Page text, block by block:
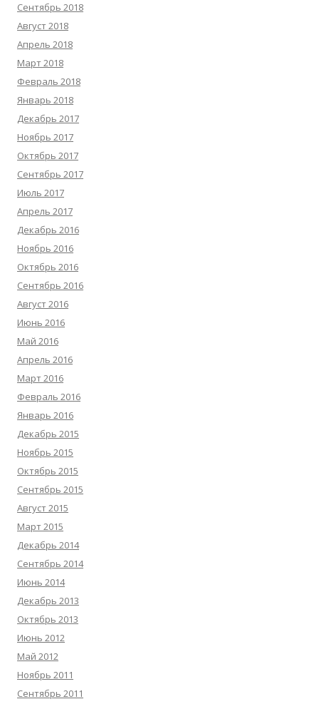
Сентябрь 2018
Август 2018
Апрель 2018
Март 2018
Февраль 2018
Январь 2018
Декабрь 2017
Ноябрь 2017
Октябрь 2017
Сентябрь 2017
Июль 2017
Апрель 2017
Декабрь 2016
Ноябрь 2016
Октябрь 2016
Сентябрь 2016
Август 2016
Июнь 2016
Май 2016
Апрель 2016
Март 2016
Февраль 2016
Январь 2016
Декабрь 2015
Ноябрь 2015
Октябрь 2015
Сентябрь 2015
Август 2015
Март 2015
Декабрь 2014
Сентябрь 2014
Июнь 2014
Декабрь 2013
Октябрь 2013
Июнь 2012
Май 2012
Ноябрь 2011
Сентябрь 2011